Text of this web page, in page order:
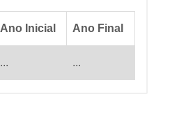
Ano Inicial Ano Final
... ...